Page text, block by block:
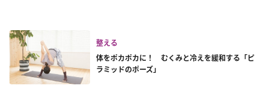
整える
体をポカポカに！ むくみと冷えを緩和する「ピ
ラミッドのポーズ」